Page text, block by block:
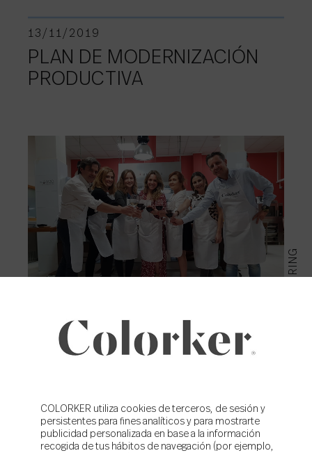
13/11/2019
PLAN DE MODERNIZACIÓN
PRODUCTIVA
INSPIRING
24/10/2019
COLORKER utiliza cookies de terceros, de sesión y
persistentes para fines analíticos y para mostrarte
publicidad personalizada en base a la información
recogida de tus hábitos de navegación (por ejemplo,